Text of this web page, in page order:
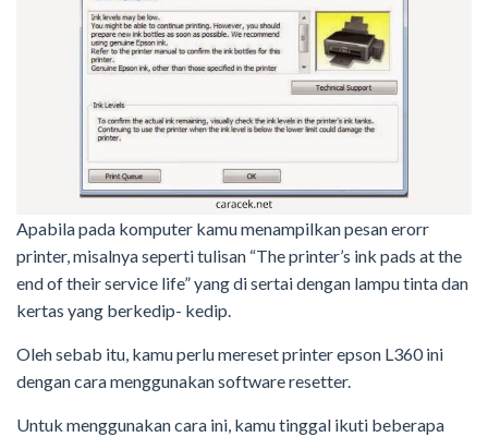
Apabila pada komputer kamu menampilkan pesan erorr
printer, misalnya seperti tulisan “The printer’s ink pads at the
end of their service life” yang di sertai dengan lampu tinta dan
kertas yang berkedip- kedip.
Oleh sebab itu, kamu perlu mereset printer epson L360 ini
dengan cara menggunakan software resetter.
Untuk menggunakan cara ini, kamu tinggal ikuti beberapa